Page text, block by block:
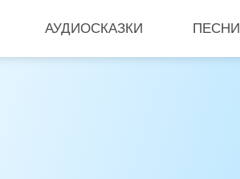
АУДИОСКАЗКИ ПЕСНИ